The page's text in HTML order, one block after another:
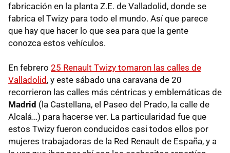
fabricación en la planta Z.E. de Valladolid, donde se
fabrica el Twizy para todo el mundo. Así que parece
que hay que hacer lo que sea para que la gente
conozca estos vehículos.
En febrero 25 Renault Twizy tomaron las calles de
Valladolid, y este sábado una caravana de 20
recorrieron las calles más céntricas y emblemáticas de
Madrid (la Castellana, el Paseo del Prado, la calle de
Alcalá…) para hacerse ver. La particularidad fue que
estos Twizy fueron conducidos casi todos ellos por
mujeres trabajadoras de la Red Renault de España, y a